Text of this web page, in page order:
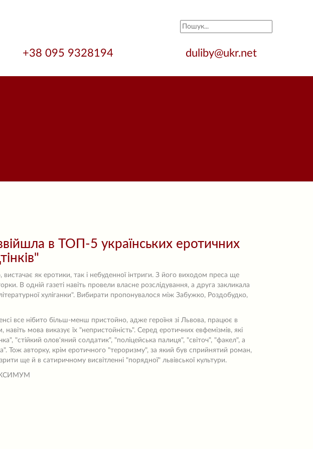
+38 095 9328194 duliby@ukr.net
в ТОП-5 українських еротичних
як еротики, так і небуденної інтриги. З його виходом преса ще
В одній газеті навіть провели власне розслідування, а друга закликала
хуліганки". Вибирати пропонувалося між Забужко, Роздобудко,
все нібито більш-менш пристойно, адже героїня зі Львова, працює в
мова виказує їх "непристойність". Серед еротичних евфемізмів, які
"стійкий олов'яний солдатик", "поліцейська палиця", "світоч", "факел", а
Тож авторку, крім еротичного "тероризму", за який був сприйнятий роман,
ще й в сатиричному висвітленні "порядної" львівської культури.